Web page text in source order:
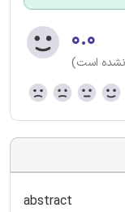
۰.۰
نشده است)
abstract